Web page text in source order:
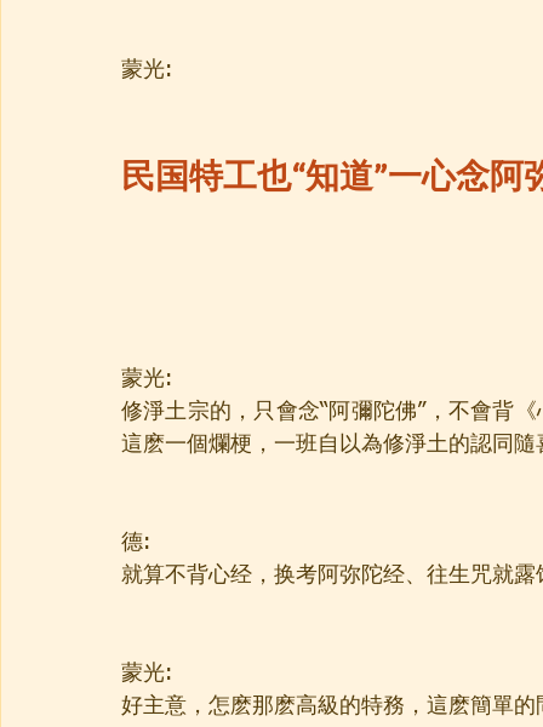
蒙光:
民国特工也“知道”一心念阿
蒙光:
修淨土宗的，只會念“阿彌陀佛”，不會背
這麽一個爛梗，一班自以為修淨土的認同
德:
就算不背心经，换考阿弥陀经、往生咒就露
蒙光:
好主意，怎麽那麽高級的特務，這麽簡單